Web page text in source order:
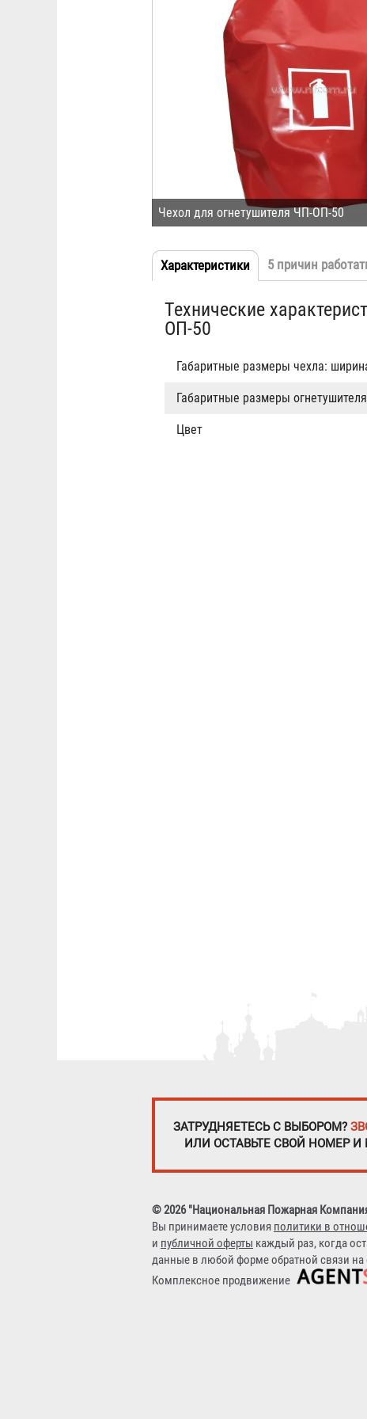
Чехол для огнетушителя ЧП-ОП-50
Табы
Характеристики (активная
5 причин
Технические
ОП-50
Габаритные размеры чехла:
Габаритные размеры
Цвет
ЗАТРУДНЯЕТЕСЬ С ВЫБОРОМ?
ИЛИ ОСТАВЬТЕ СВОЙ НОМЕР
© 2026 "Национальная Пожарная
Вы принимаете условия политики в
и публичной оферты каждый раз, когда
данные в любой форме обратной связи на
Комплексное продвижение